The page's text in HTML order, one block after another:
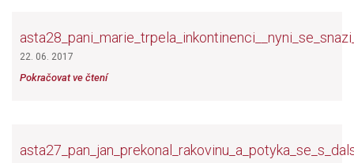
22. 06. 2017
Pokračovat ve čtení